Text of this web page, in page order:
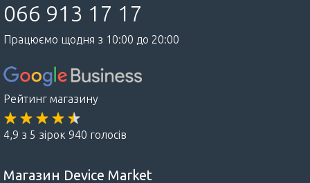
066 913 17 17
Працюємо щодня з 10:00 до 20:00
Рейтинг магазину
4,9 з 5 зірок 940 голосів
Магазин Device Market